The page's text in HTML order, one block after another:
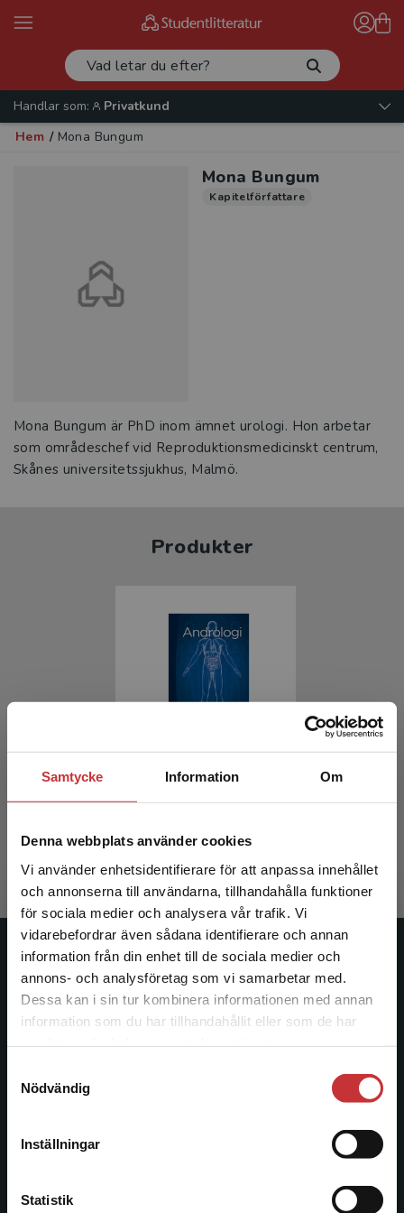
Samtycke Information Om
Denna webbplats använder cookies
Vi använder enhetsidentifierare för att anpassa innehållet
och annonserna till användarna, tillhandahålla funktioner
för sociala medier och analysera vår trafik. Vi
vidarebefordrar även sådana identifierare och annan
information från din enhet till de sociala medier och
annons- och analysföretag som vi samarbetar med.
Dessa kan i sin tur kombinera informationen med annan
information som du har tillhandahållit eller som de har
Nödvändig
Inställningar
Statistik
Begränsad fraktregion
Det verkar som att du besöker
studentlitteratur.se via en enhet utanför Sverige.
Vi erbjuder inte leveranser utanför Sverige. För
att kunna slutföra ett köp måste
Handlar som:
Privatkund
Hem / Mona Bungum
Mona Bungum
Kapitelförfattare
Mona Bungum är PhD inom ämnet urologi. Hon arbetar
som områdeschef vid Reproduktionsmedicinskt centrum,
Skånes universitetssjukhus, Malmö.
Produkter
432 krinkl. moms
Studentlitteratur
Studentlitteratur grundades 1963 och är idag Sveriges
ledande utbildningsförlag. Med läromedel, kurslitteratur,
facklitteratur, utbildningar och digitala
informationstjänster i utbudet, finns Studentlitteratur med
längs hela kunskapsresan.
Kontakta oss